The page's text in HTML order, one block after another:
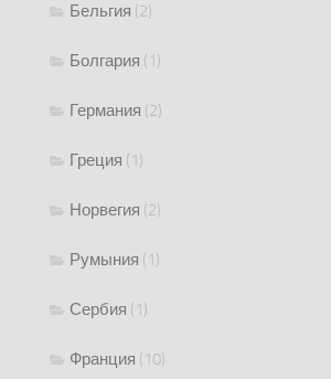
Бельгия (2)
Болгария (1)
Германия (2)
Греция (1)
Норвегия (2)
Румыния (1)
Сербия (1)
Франция (10)